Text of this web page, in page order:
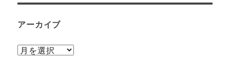
アーカイブ
ア